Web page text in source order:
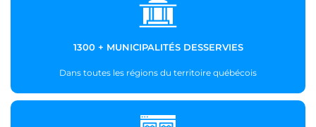
1300 + MUNICIPALITÉS DESSERVIES
Dans toutes les régions du territoire québécois